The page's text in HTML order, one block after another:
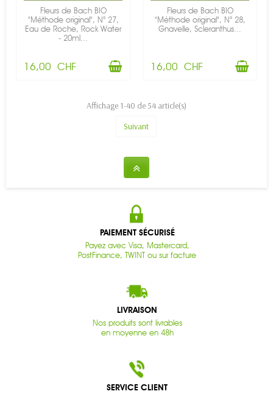
Fleurs de Bach BIO
"Méthode original", N° 27,
Eau de Roche, Rock Water
- 20ml...
16,00 CHF
Fleurs de Bach BIO
"Méthode original", N° 28,
Gnavelle, Scleranthus...
16,00 CHF
Affichage 1-40 de 54 article(s)
Suivant
PAIEMENT SÉCURISÉ
Payez avec Visa, Mastercard,
PostFinance, TWINT ou sur facture
LIVRAISON
Nos produits sont livrables
en moyenne en 48h
SERVICE CLIENT